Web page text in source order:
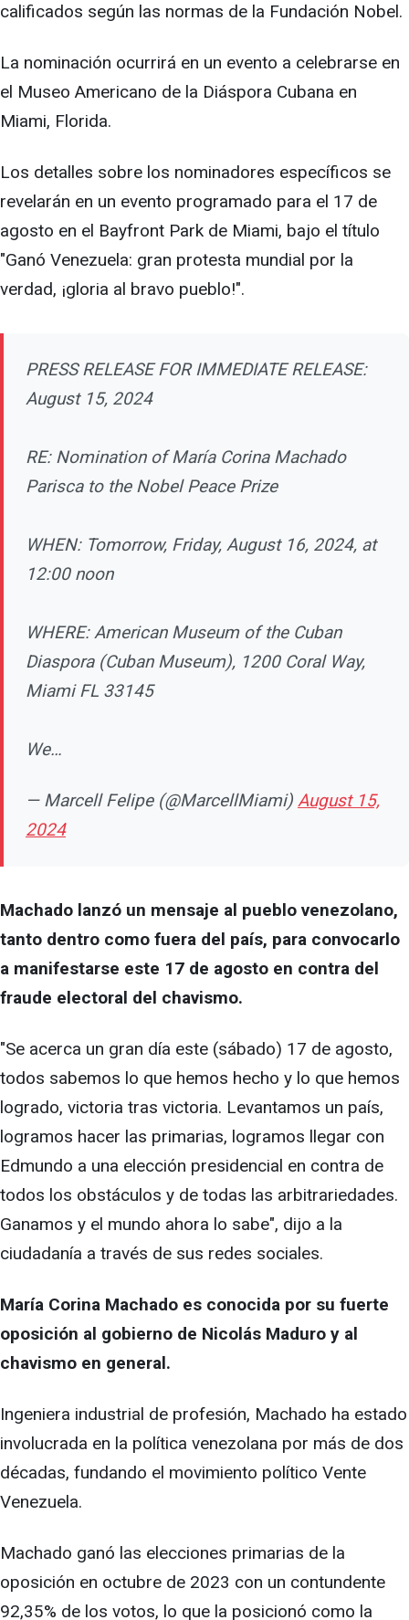
calificados según las normas de la Fundación Nobel.
La nominación ocurrirá en un evento a celebrarse en
el Museo Americano de la Diáspora Cubana en
Miami, Florida.
Los detalles sobre los nominadores específicos se
revelarán en un evento programado para el 17 de
agosto en el Bayfront Park de Miami, bajo el título
"Ganó Venezuela: gran protesta mundial por la
verdad, ¡gloria al bravo pueblo!".
PRESS RELEASE FOR IMMEDIATE RELEASE:
August 15, 2024
RE: Nomination of María Corina Machado
Parisca to the Nobel Peace Prize
WHEN: Tomorrow, Friday, August 16, 2024, at
12:00 noon
WHERE: American Museum of the Cuban
Diaspora (Cuban Museum), 1200 Coral Way,
Miami FL 33145
We…
— Marcell Felipe (@MarcellMiami) August 15,
2024
Machado lanzó un mensaje al pueblo venezolano,
tanto dentro como fuera del país, para convocarlo
a manifestarse este 17 de agosto en contra del
fraude electoral del chavismo.
"Se acerca un gran día este (sábado) 17 de agosto,
todos sabemos lo que hemos hecho y lo que hemos
logrado, victoria tras victoria. Levantamos un país,
logramos hacer las primarias, logramos llegar con
Edmundo a una elección presidencial en contra de
todos los obstáculos y de todas las arbitrariedades.
Ganamos y el mundo ahora lo sabe", dijo a la
ciudadanía a través de sus redes sociales.
María Corina Machado es conocida por su fuerte
oposición al gobierno de Nicolás Maduro y al
chavismo en general.
Ingeniera industrial de profesión, Machado ha estado
involucrada en la política venezolana por más de dos
décadas, fundando el movimiento político Vente
Venezuela.
Machado ganó las elecciones primarias de la
oposición en octubre de 2023 con un contundente
92,35% de los votos, lo que la posicionó como la